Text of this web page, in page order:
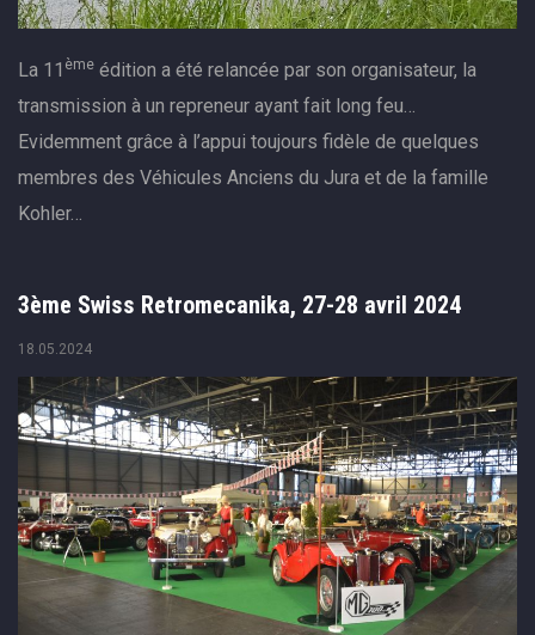
La 11 ème édition a été relancée par son organisateur, la
transmission à un repreneur ayant fait long feu…
Evidemment grâce à l’appui toujours fidèle de quelques
membres des Véhicules Anciens du Jura et de la famille
Kohler…
3ème Swiss Retromecanika, 27-28 avril 2024
18.05.2024